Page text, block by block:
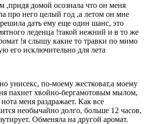
,придя домой осознала что он меня
про него целый год ,а летом он мне
решила дать ему еще один шанс, это
леденца !такой нежний и в то же
!я слышу какие то травки по мимо
его исключительно для лета
унисекс, по-моему жестковат,а моему
пахнет хвойно-бергамотовым мылом,
меня раздражает. Как все
необычайно долго, больше 12 часов,
Обменяла на другой аромат.